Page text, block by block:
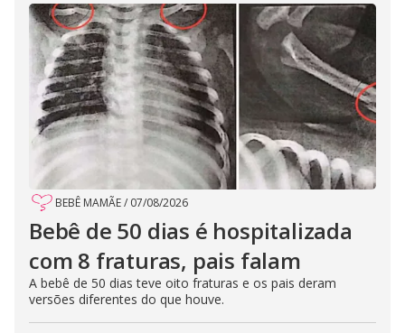
BEBÊ MAMÃE/ 07/08/2026
Bebê de 50 dias é hospitalizada
com 8 fraturas, pais falam
A bebê de 50 dias teve oito fraturas e os pais deram
versões diferentes do que houve.